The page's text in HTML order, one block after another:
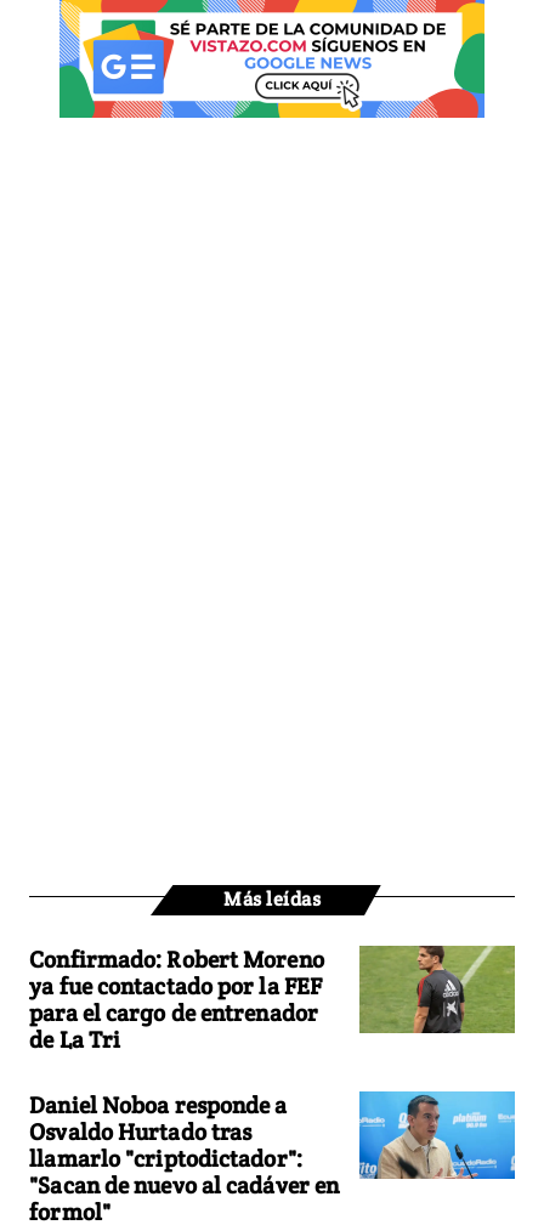
Más leídas
Confirmado: Robert Moreno
ya fue contactado por la FEF
para el cargo de entrenador
de La Tri
Daniel Noboa responde a
Osvaldo Hurtado tras
llamarlo "criptodictador":
"Sacan de nuevo al cadáver en
formol"